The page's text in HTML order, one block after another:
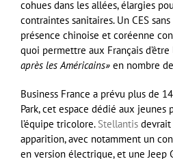
cohues dans les allées, élargies
contraintes sanitaires. Un CES
présence chinoise et coréenne
quoi permettre aux Français d’être
après les Américains» en nombre de
Business France a prévu plus de
Park, cet espace dédié aux jeunes
l’équipe tricolore. Stellantis devrait
apparition, avec notamment un
en version électrique, et une Jeep